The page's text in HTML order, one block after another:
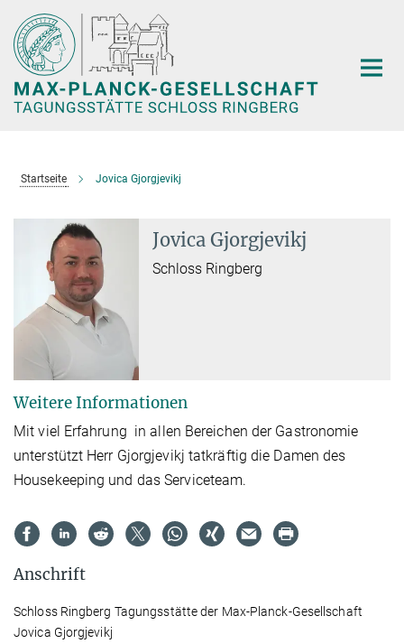
Hauptinhalt
Startseite Jovica Gjorgjevikj
Jovica Gjorgjevikj
Schloss Ringberg
Weitere Informationen
Mit viel Erfahrung in allen Bereichen der Gastronomie
unterstützt Herr Gjorgjevikj tatkräftig die Damen des
Housekeeping und das Serviceteam.
Anschrift
Schloss Ringberg Tagungsstätte der Max-Planck-Gesellschaft
Jovica Gjorgjevikj